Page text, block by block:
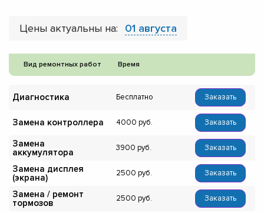
Цены актуальны на: 01 августа
Вид ремонтных работ Время
Диагностика Бесплатно Заказать
Замена контроллера 4000 Заказать
Замена
аккумулятора
3900 Заказать
Замена дисплея
(экрана)
2500 Заказать
Замена / ремонт
тормозов
2500 Заказать